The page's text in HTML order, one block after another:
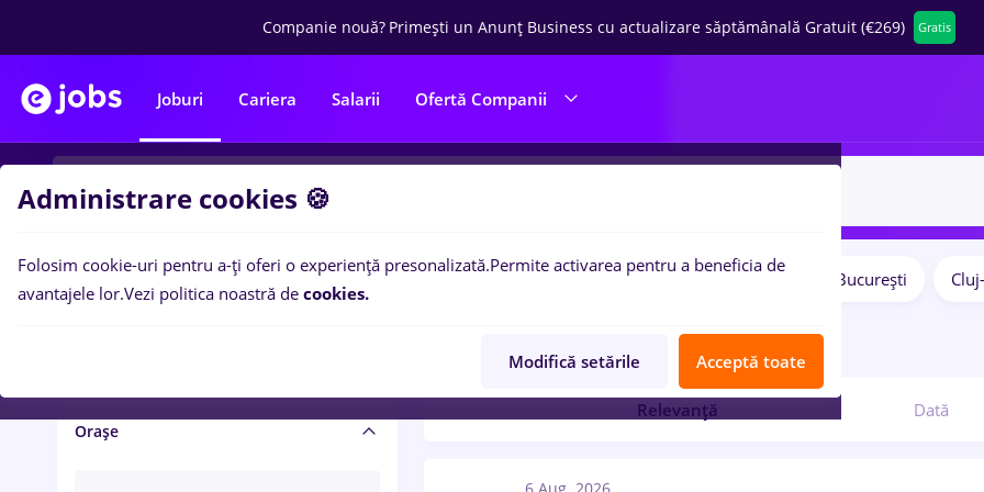
Companie nouă? Primești un Anunț Business cu actualizare săptămânală Gratuit (€269) Gratis
Joburi Cariera Salarii Ofertă Companii
Salariu și beneficii
Orașe
București
locuri de munca
Relevanță Dată
Administrare cookies 🍪
Folosim cookie-uri pentru a-ți oferi o experiență presonalizată.Permite activarea pentru a beneficia de
avantajele lor.Vezi politica noastră de cookies.
Modifică setările Acceptă toate